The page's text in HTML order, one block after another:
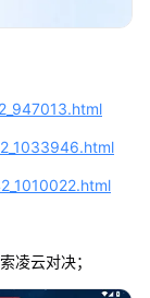
凌云对决；